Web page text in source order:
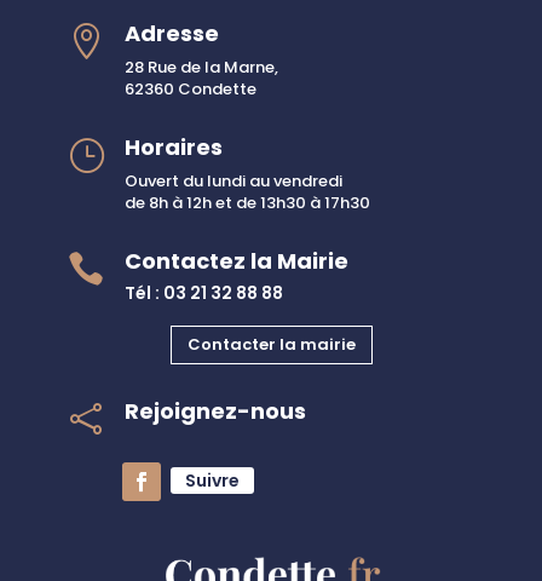
 Adresse
28 Rue de la Marne,
62360 Condette
} Horaires
Ouvert du lundi au vendredi
de 8h à 12h et de 13h30 à 17h30
 Contactez la Mairie
Tél : 03 21 32 88 88
Contacter la mairie
 Rejoignez-nous
Suivre